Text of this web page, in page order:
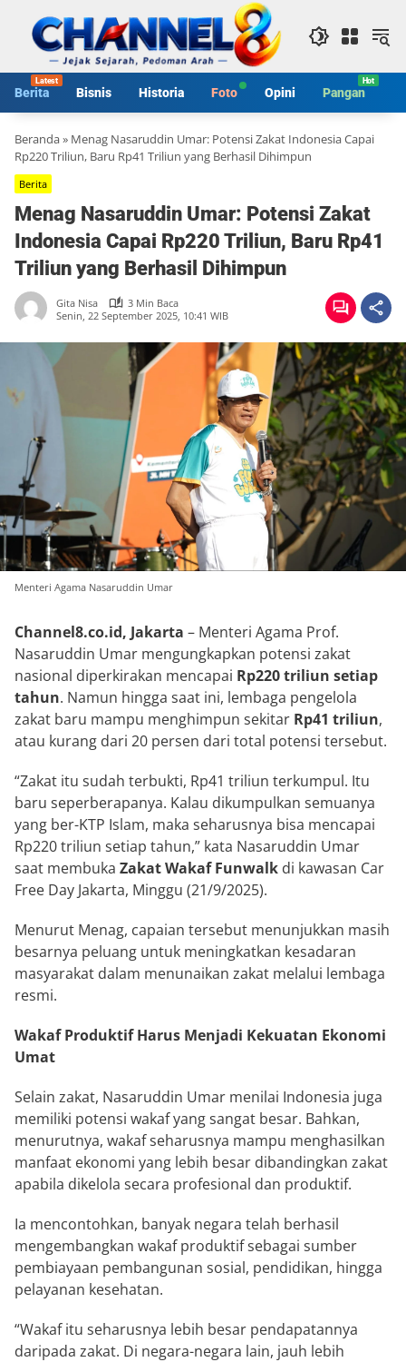
konten
Berita Bisnis Historia Foto Opini Pangan
Beranda» Menag Nasaruddin Umar: Potensi Zakat Indonesia Capai
Rp220 Triliun, Baru Rp41 Triliun yang Berhasil Dihimpun
Berita
Menag Nasaruddin Umar: Potensi Zakat
Indonesia Capai Rp220 Triliun, Baru Rp41
Triliun yang Berhasil Dihimpun
Gita Nisa
3 Min Baca
Senin, 22 September 2025, 10:41 WIB
Menteri Agama Nasaruddin Umar
Channel8.co.id, Jakarta – Menteri Agama Prof.
Nasaruddin Umar mengungkapkan potensi zakat
nasional diperkirakan mencapai Rp220 triliun setiap
tahun. Namun hingga saat ini, lembaga pengelola
zakat baru mampu menghimpun sekitar Rp41 triliun,
atau kurang dari 20 persen dari total potensi tersebut.
“Zakat itu sudah terbukti, Rp41 triliun terkumpul. Itu
baru seperberapanya. Kalau dikumpulkan semuanya
yang ber-KTP Islam, maka seharusnya bisa mencapai
Rp220 triliun setiap tahun,” kata Nasaruddin Umar
saat membuka Zakat Wakaf Funwalk di kawasan Car
Free Day Jakarta, Minggu (21/9/2025).
Menurut Menag, capaian tersebut menunjukkan masih
besarnya peluang untuk meningkatkan kesadaran
masyarakat dalam menunaikan zakat melalui lembaga
resmi.
Wakaf Produktif Harus Menjadi Kekuatan Ekonomi
Umat
Selain zakat, Nasaruddin Umar menilai Indonesia juga
memiliki potensi wakaf yang sangat besar. Bahkan,
menurutnya, wakaf seharusnya mampu menghasilkan
manfaat ekonomi yang lebih besar dibandingkan zakat
apabila dikelola secara profesional dan produktif.
Ia mencontohkan, banyak negara telah berhasil
mengembangkan wakaf produktif sebagai sumber
pembiayaan pembangunan sosial, pendidikan, hingga
pelayanan kesehatan.
“Wakaf itu seharusnya lebih besar pendapatannya
daripada zakat. Di negara-negara lain, jauh lebih